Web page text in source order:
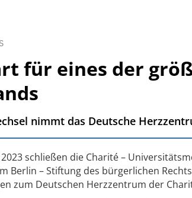
für eines der
nimmt das Deutsche
2023 schließen die Charité –
Berlin – Stiftung des bürgerlichen
zum Deutschen Herzzentrum der